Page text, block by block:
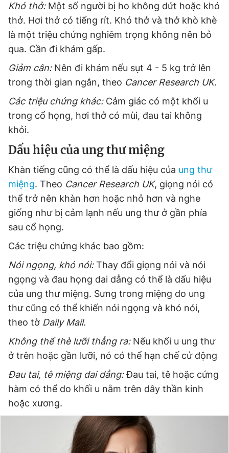
Khó thở: Một số người bị ho không dứt hoặc khó
thở. Hơi thở có tiếng rít. Khó thở và thở khò khè
là một triệu chứng nghiêm trọng không nên bỏ
qua. Cần đi khám gấp.
Giảm cân: Nên đi khám nếu sụt 4 - 5 kg trở lên
trong thời gian ngắn, theo Cancer Research UK.
Các triệu chứng khác: Cảm giác có một khối u
trong cổ họng, hơi thở có mùi, đau tai không
khỏi.
Dấu hiệu của ung thư miệng
Khàn tiếng cũng có thể là dấu hiệu của ung thư
miệng. Theo Cancer Research UK, giọng nói có
thể trở nên khàn hơn hoặc nhỏ hơn và nghe
giống như bị cảm lạnh nếu ung thư ở gần phía
sau cổ họng.
Các triệu chứng khác bao gồm:
Nói ngọng, khó nói:Thay đổi giọng nói và nói
ngọng và đau họng dai dẳng có thể là dấu hiệu
của ung thư miệng. Sưng trong miệng do ung
thư cũng có thể khiến nói ngọng và khó nói,
theo tờ Daily Mail.
Không thể thè lưỡi thẳng ra: Nếu khối u ung thư
ở trên hoặc gần lưỡi, nó có thể hạn chế cử động
Đau tai, tê miệng dai dẳng:Đau tai, tê hoặc cứng
hàm có thể do khối u nằm trên dây thần kinh
hoặc xương.